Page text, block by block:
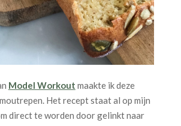
Model Workout maakte ik deze
Het recept staat al op mijn
direct te worden door gelinkt naar